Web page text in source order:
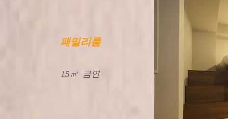
패밀리룸
15㎡ ​금연